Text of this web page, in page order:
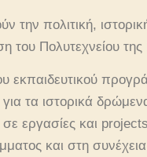
την πολιτική,
του Πολυτεχνείου
τα ιστορικά
εργασίες και
και στη συνέχεια